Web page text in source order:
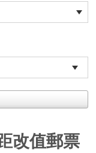
改值郵票